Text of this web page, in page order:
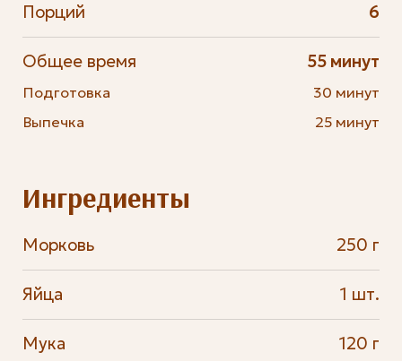
Порций 6
Общее время
Подготовка
Выпечка
55 минут
30 минут
25 минут
Ингредиенты
Морковь 250 г
Яйца 1 шт.
Мука 120 г